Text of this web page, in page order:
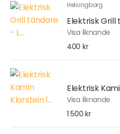
Helsingborg
Elektrisk Grill
Visa liknande
400 kr
Elektrisk
Visa liknande
1 500 kr